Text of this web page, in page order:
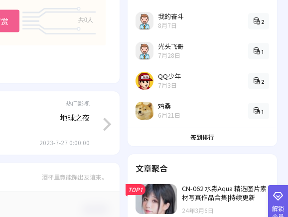
共0人
热门影视
地球之夜
2023-7-27 0:00:00
酒杯里竟能蹦出友谊来。
我的奋斗
8月7日 2
光头飞哥
7月28日 1
QQ少年
7月3日 2
鸡桑
6月21日 1
签到排行
文章聚合
TOP1
CN-062 水淼Aqua 精选图片素
材写真作品合集|持续更新
24年3月6日
解锁